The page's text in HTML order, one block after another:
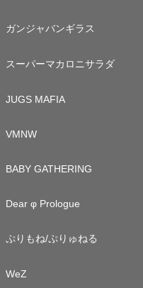
ガンジャバンギラス
スーパーマカロニサラダ
JUGS MAFIA
VMNW
BABY GATHERING
Dear φ Prologue
ぷりもね/ぷりゅねる
WeZ